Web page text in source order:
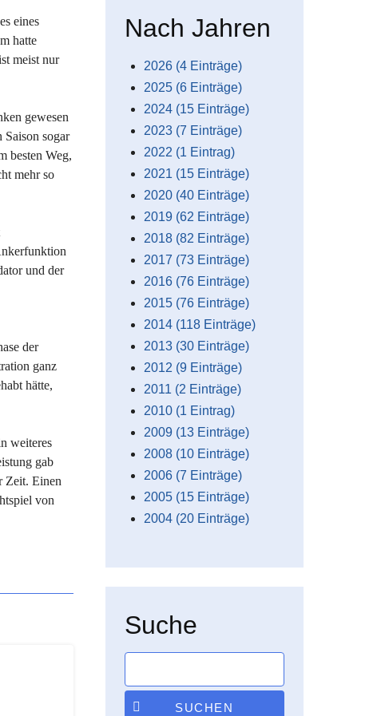
eines
hatte
meist nur
gewesen
Saison sogar
besten Weg,
mehr so
und der
der
ganz
hätte,
weiteres
gab
Zeit. Einen
von
Nach Jahren
2026 (4 Einträge)
2025 (6 Einträge)
2024 (15 Einträge)
2023 (7 Einträge)
2022 (1 Eintrag)
2021 (15 Einträge)
2020 (40 Einträge)
2019 (62 Einträge)
2018 (82 Einträge)
2017 (73 Einträge)
2016 (76 Einträge)
2015 (76 Einträge)
2014 (118 Einträge)
2013 (30 Einträge)
2012 (9 Einträge)
2011 (2 Einträge)
2010 (1 Eintrag)
2009 (13 Einträge)
2008 (10 Einträge)
2006 (7 Einträge)
2005 (15 Einträge)
2004 (20 Einträge)
Suche
SUCHEN